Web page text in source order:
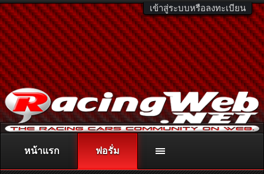
เข้าสู่ระบบหรือลงทะเบียน
ติดต่อลงโฆษณา racingweb@gmail.comหรือโทร. 081-811-1138
หรืออ่านรายละเอียดเพิ่มเติม คลิกที่นี่
หน้าแรก ฟอรั่ม